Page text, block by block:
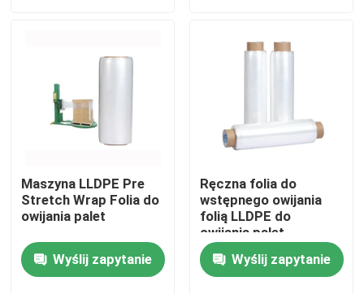
Filmy
Wycieczka po fabryce
Kontrola jakości
Maszyna LLDPE Pre
Stretch Wrap Folia do
owijania palet
Wyślij zapytanie
Ręczna folia do
wstępnego owijania
folią LLDPE do
owijania palet
Wyślij zapytanie